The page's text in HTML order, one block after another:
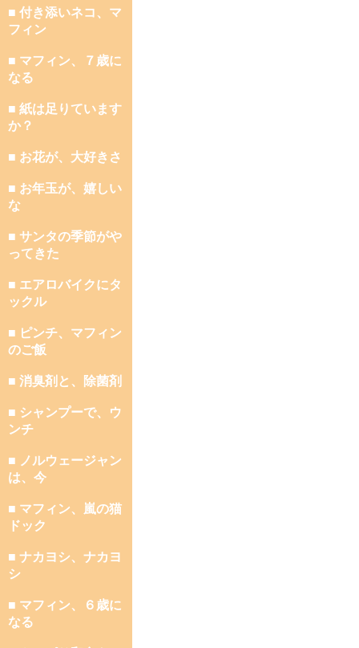
■ 付き添いネコ、マ
フィン
■ マフィン、７歳に
なる
■ 紙は足りています
か？
■ お花が、大好きさ
■ お年玉が、嬉しい
な
■ サンタの季節がや
ってきた
■ エアロバイクにタ
ックル
■ ピンチ、マフィン
のご飯
■ 消臭剤と、除菌剤
■ シャンプーで、ウ
ンチ
■ ノルウェージャン
は、今
■ マフィン、嵐の猫
ドック
■ ナカヨシ、ナカヨ
シ
■ マフィン、６歳に
なる